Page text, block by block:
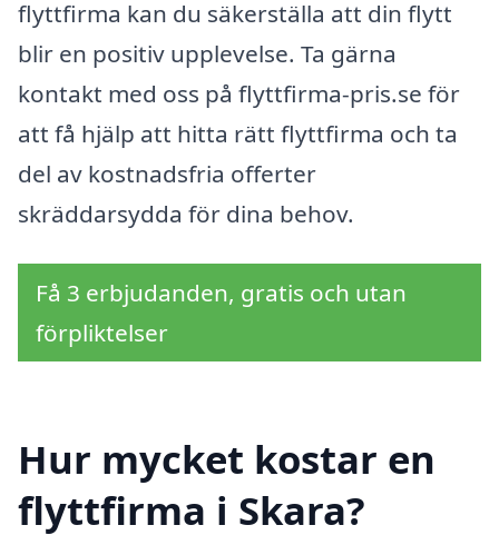
flyttfirma kan du säkerställa att din flytt
blir en positiv upplevelse. Ta gärna
kontakt med oss på flyttfirma-pris.se för
att få hjälp att hitta rätt flyttfirma och ta
del av kostnadsfria offerter
skräddarsydda för dina behov.
Få 3 erbjudanden, gratis och utan
förpliktelser
Hur mycket kostar en
flyttfirma i Skara?